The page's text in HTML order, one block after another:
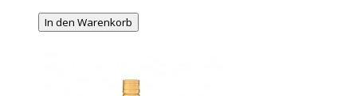
In den Warenkorb